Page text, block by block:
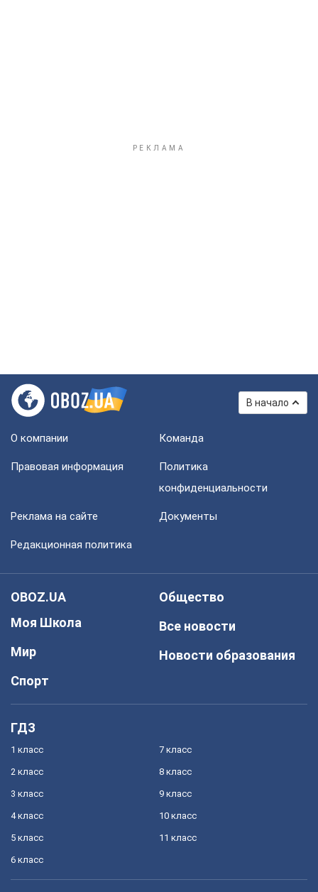
В начало
О компании Команда
Правовая информация
Политика
конфиденциальности
Реклама на сайте Документы
Редакционная политика
OBOZ.UA
Моя Школа
Мир
Спорт
Общество
Все новости
Новости образования
ГДЗ
1 класс
2 класс
3 класс
4 класс
5 класс
6 класс
7 класс
8 класс
9 класс
10 класс
11 класс